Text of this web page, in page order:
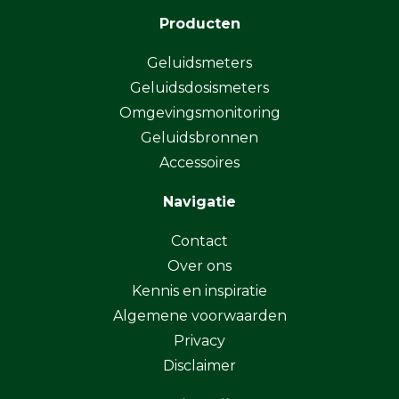
De datum van kalibratie en herkalibratie
Het gebruikte referentieapparaat
meetresultaten
Producten
Geluidsmeters
Geluidsdosismeters
Omgevingsmonitoring
Geluidsbronnen
Accessoires
Navigatie
Contact
Over ons
Kennis en inspiratie
Algemene voorwaarden
Privacy
Disclaimer